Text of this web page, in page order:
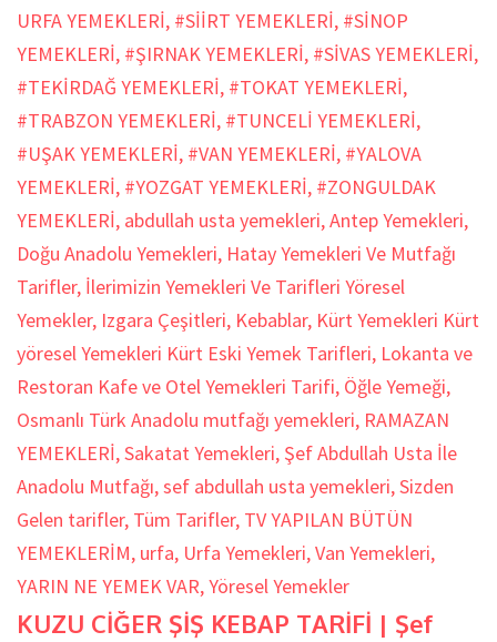
URFA YEMEKLERİ, #SİİRT YEMEKLERİ, #SİNOP
YEMEKLERİ, #ŞIRNAK YEMEKLERİ, #SİVAS YEMEKLERİ,
#TEKİRDAĞ YEMEKLERİ, #TOKAT YEMEKLERİ,
#TRABZON YEMEKLERİ, #TUNCELİ YEMEKLERİ,
#UŞAK YEMEKLERİ, #VAN YEMEKLERİ, #YALOVA
YEMEKLERİ, #YOZGAT YEMEKLERİ, #ZONGULDAK
YEMEKLERİ, abdullah usta yemekleri,Antep Yemekleri,
Doğu Anadolu Yemekleri, Hatay Yemekleri Ve Mutfağı
Tarifler, İlerimizin Yemekleri Ve Tarifleri Yöresel
Yemekler, Izgara Çeşitleri, Kebablar, Kürt Yemekleri Kürt
yöresel Yemekleri Kürt Eski Yemek Tarifleri, Lokanta ve
Restoran Kafe ve Otel Yemekleri Tarifi, Öğle Yemeği,
Osmanlı Türk Anadolu mutfağı yemekleri, RAMAZAN
YEMEKLERİ,Sakatat Yemekleri, Şef Abdullah Usta İle
Anadolu Mutfağı,sef abdullah usta yemekleri,Sizden
Gelen tarifler, Tüm Tarifler, TV YAPILAN BÜTÜN
YEMEKLERİM, urfa, Urfa Yemekleri,Van Yemekleri,
YARIN NE YEMEK VAR,Yöresel Yemekler
KUZU CİĞER ŞİŞ KEBAP TARİFİ | Şef